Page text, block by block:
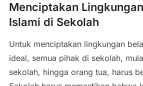
Menciptakan
Islami di Sekolah
Untuk menciptakan lingkungan
ideal, semua pihak di sekolah,
sekolah, hingga orang tua, harus